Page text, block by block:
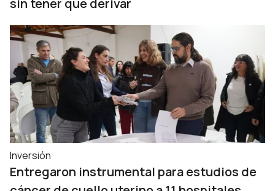
sin tener que derivar
Inversión
Entregaron instrumental para estudios de